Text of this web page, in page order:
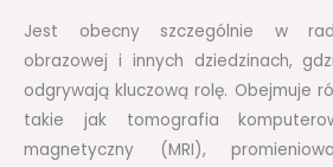
Jest obecny szczególnie w
obrazowej i innych dziedzinach,
odgrywają kluczową rolę. Obejmuje
takie jak tomografia
magnetyczny (MRI),